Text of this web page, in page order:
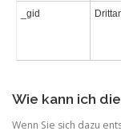
_gid
Wie kann ich
Wenn Sie sich dazu